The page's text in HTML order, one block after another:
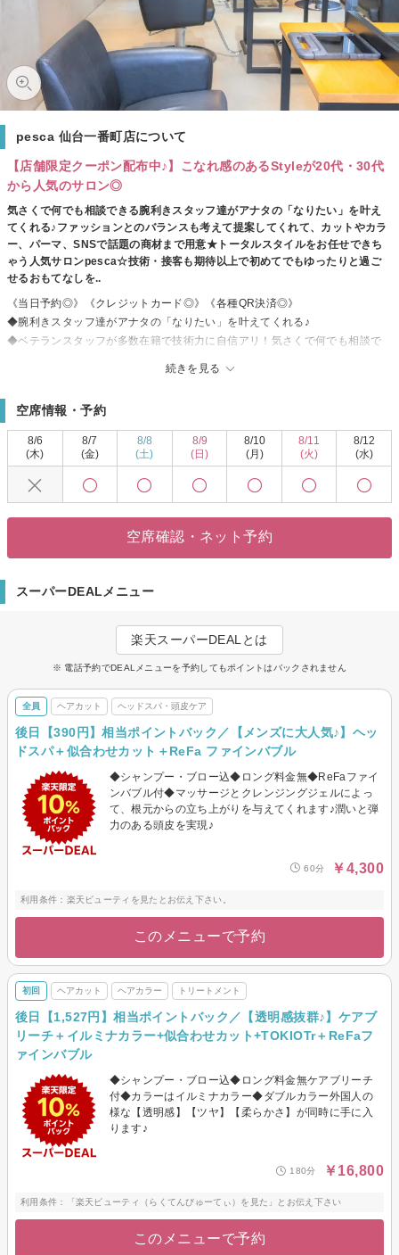
pesca 仙台一番町店について
【店舗限定クーポン配布中♪】こなれ感のあるStyleが20代・30代
から人気のサロン◎
気さくで何でも相談できる腕利きスタッフ達がアナタの「なりたい」を叶え
てくれる♪ファッションとのバランスも考えて提案してくれて、カットやカラ
ー、パーマ、SNSで話題の商材まで用意★トータルスタイルをお任せできち
ゃう人気サロンpesca☆技術・接客も期待以上で初めてでもゆったりと過ご
せるおもてなしを..
続きを見る
《当日予約◎》《クレジットカード◎》《各種QR決済◎》
◆腕利きスタッフ達がアナタの「なりたい」を叶えてくれる♪
◆ベテランスタッフが多数在籍で技術力に自信アリ！気さくで何でも相談で
◆最新カラーや傷みにくくお手入れしやすいパーマ、トリートメントなど豊
富にご用意★
◆高品質でプチプライス×口コミが自慢のサロンです♪
◆イルミナカラー・ミルボン・TOKIOなどのワンランク上のハイクラス商品
◆メンズカットも2600円～！何度でも通えちゃう価格が大人気の秘訣です◎
トータルスタイルをお任せできちゃう人気サロン「pesca」☆
いたします♪
空席情報・予約
8/6
(木)
8/7
(金)
8/8
(土)
8/9
(日)
8/10
(月)
8/11
(火)
8/12
(水)
空席確認・ネット予約
スーパーDEALメニュー
楽天スーパーDEALとは
※ 電話予約でDEALメニューを予約してもポイントはバックされません
全員 ヘアカット ヘッドスパ・頭皮ケア
後日【390円】相当ポイントバック／【メンズに大人気♪】ヘッ
ドスパ＋似合わせカット＋ReFa ファインバブル
◆シャンプー・ブロー込◆ロング料金無◆ReFaファイ
ンバブル付◆マッサージとクレンジングジェルによっ
て、根元からの立ち上がりを与えてくれます♪潤いと弾
力のある頭皮を実現♪
60分 ￥4,300
利用条件：楽天ビューティを見たとお伝え下さい。
このメニューで予約
初回 ヘアカット ヘアカラー トリートメント
後日【1,527円】相当ポイントバック／【透明感抜群♪】ケアブ
リーチ＋イルミナカラー+似合わせカット+TOKIOTr＋ReFaフ
ァインバブル
◆シャンプー・ブロー込◆ロング料金無ケアブリーチ
付◆カラーはイルミナカラー◆ダブルカラー外国人の
様な【透明感】【ツヤ】【柔らかさ】が同時に手に入
ります♪
180分 ￥16,800
利用条件：「楽天ビューティ（らくてんびゅーてぃ）を見た」とお伝え下さい
このメニューで予約